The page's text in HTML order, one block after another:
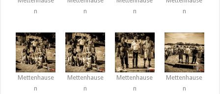
n
n
n
n
Mettenhause
n
Mettenhause
n
Mettenhause
n
Mettenhause
n